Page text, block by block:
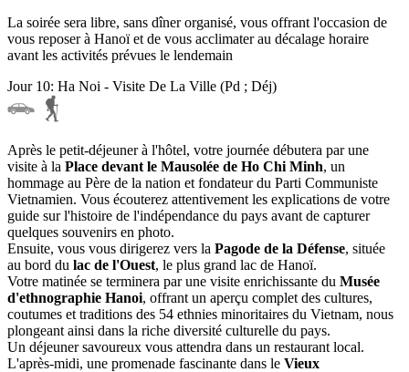
La soirée sera libre, sans dîner organisé, vous offrant l'occasion de
vous reposer à Hanoï et de vous acclimater au décalage horaire
avant les activités prévues le lendemain
Jour 10: Ha Noi - Visite De La Ville (Pd ; Déj)
Après le petit-déjeuner à l'hôtel, votre journée débutera par une
visite à la Place devant le Mausolée de Ho Chi Minh, un
hommage au Père de la nation et fondateur du Parti Communiste
Vietnamien. Vous écouterez attentivement les explications de votre
guide sur l'histoire de l'indépendance du pays avant de capturer
quelques souvenirs en photo.
Ensuite, vous vous dirigerez vers la Pagode de la Défense, située
au bord du lac de l'Ouest, le plus grand lac de Hanoï.
Votre matinée se terminera par une visite enrichissante du Musée
d'ethnographie Hanoi, offrant un aperçu complet des cultures,
coutumes et traditions des 54 ethnies minoritaires du Vietnam, nous
plongeant ainsi dans la riche diversité culturelle du pays.
Un déjeuner savoureux vous attendra dans un restaurant local.
L'après-midi, une promenade fascinante dans le Vieux